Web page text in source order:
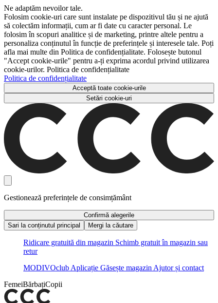
Ne adaptăm nevoilor tale.
Folosim cookie-uri care sunt instalate pe dispozitivul tău și ne ajută
să colectăm informații, cum ar fi date cu caracter personal. Le
folosim în scopuri analitice și de marketing, printre altele pentru a
personaliza conținutul în funcție de preferințele și interesele tale. Poți
afla mai multe din Politica de confidențialitate. Folosește butonul
"Accept cookie-urile" pentru a-ți exprima acordul privind utilizarea
cookie-urilor. Politica de confidențialitate
Politica de confidențialitate
Acceptă toate cookie-urile
Setări cookie-uri
Gestionează preferințele de consimțământ
Confirmă alegerile
Sari la conținutul principal
Mergi la căutare
Ridicare gratuită din magazin Schimb gratuit în magazin sau
retur
MODIVOclub Aplicație Găsește magazin Ajutor și contact
FemeiBărbațiCopii